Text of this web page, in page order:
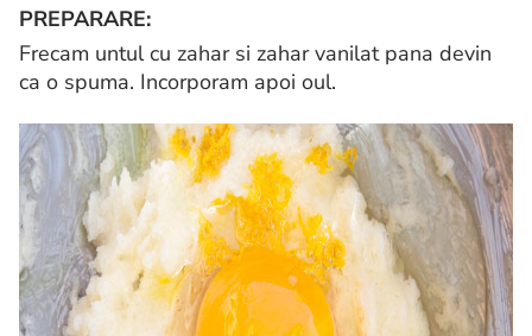
PREPARARE:
Frecam untul cu zahar si zahar vanilat pana devin
ca o spuma. Incorporam apoi oul.